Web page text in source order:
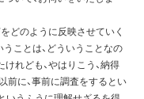
どのように反映させていく
ことは、どういうことなの
れども、やはりこう、納得
前に、事前に調査をするとい